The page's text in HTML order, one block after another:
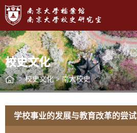
校史文化
> 校史文化 > 南大校史
学校事业的发展与教育改革的尝试